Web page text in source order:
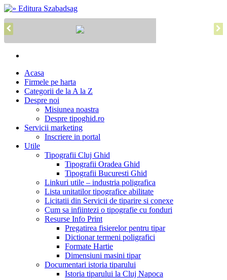
Acasa
Firmele pe harta
Categorii de la A la Z
Despre noi
Misiunea noastra
Despre tipoghid.ro
Servicii marketing
Inscriere in portal
Utile
Tipografii Cluj Ghid
Tipografii Oradea Ghid
Tipografii Bucuresti Ghid
Linkuri utile – industria poligrafica
Lista unitatilor tipografice abilitate
Licitatii din Servicii de tiparire si conexe
Cum sa infiintezi o tipografie cu fonduri
Resurse Info Print
Pregatirea fisierelor pentru tipar
Dictionar termeni poligrafici
Formate Hartie
Dimensiuni masini tipar
Documentari istoria tiparului
Istoria tiparului la Cluj Napoca